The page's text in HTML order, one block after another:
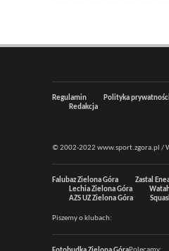
Regulamin Polityka prywatności
Redakcja
© 2002-2022 www.sport.zgora.pl /
Falubaz Zielona Góra
Zastal
Lechia Zielona Góra
AZS UZ Zielona Góra
Piszemy o klubach: